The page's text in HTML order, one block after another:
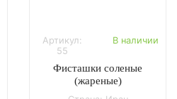
Артикул:
55
В наличии
Фисташки соленые
(жареные)